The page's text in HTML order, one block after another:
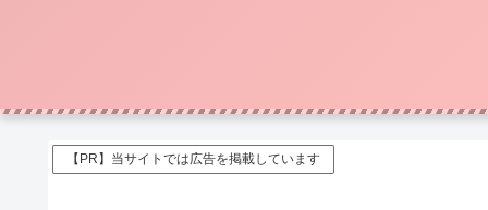
【PR】当サイトでは広告を掲載しています